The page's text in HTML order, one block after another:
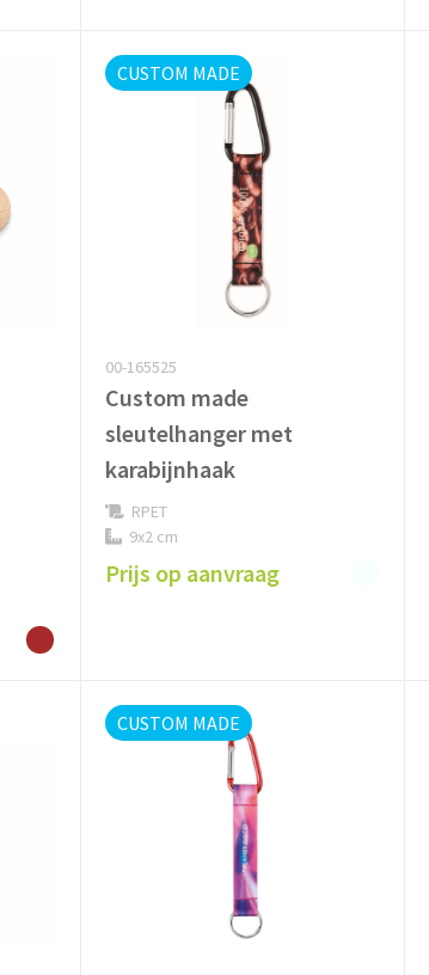
CUSTOM MADE
00-165525
Custom made
sleutelhanger met
karabijnhaak
RPET
9x2 cm
Prijs op aanvraag
CUSTOM MADE